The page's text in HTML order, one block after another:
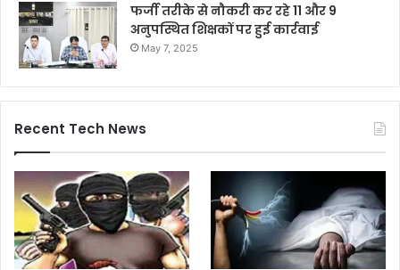
फर्जी तरीके से नौकरी कर रहे 11 और 9
अनुपस्थित शिक्षकों पर हुई कार्रवाई
May 7, 2025
Recent Tech News